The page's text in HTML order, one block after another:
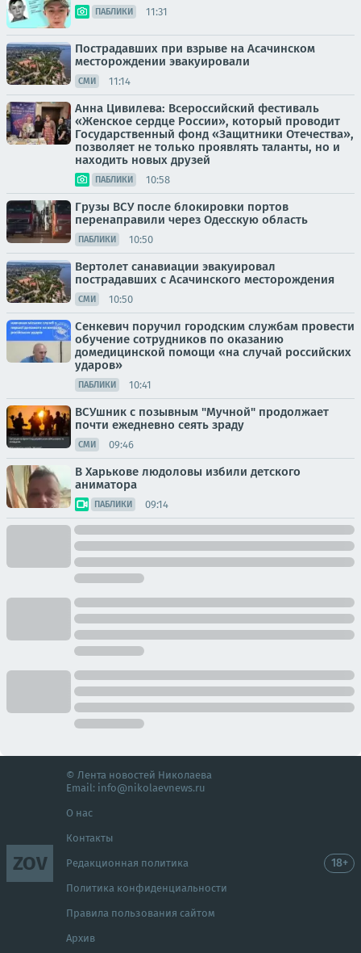
ПАБЛИКИ 11:31
Пострадавших при взрыве на Асачинском
месторождении эвакуировали
СМИ 11:14
Анна Цивилева: Всероссийский фестиваль
«Женское сердце России», который проводит
Государственный фонд «Защитники Отечества»,
позволяет не только проявлять таланты, но и
находить новых друзей
ПАБЛИКИ 10:58
Грузы ВСУ после блокировки портов
перенаправили через Одесскую область
ПАБЛИКИ 10:50
Вертолет санавиации эвакуировал
пострадавших с Асачинского месторождения
СМИ 10:50
Сенкевич поручил городским службам провести
обучение сотрудников по оказанию
домедицинской помощи «на случай российских
ударов»
ПАБЛИКИ 10:41
ВСУшник с позывным "Мучной" продолжает
почти ежедневно сеять зраду
СМИ 09:46
В Харькове людоловы избили детского
аниматора
ПАБЛИКИ 09:14
ZOV
© Лента новостей Николаева
Email: info@nikolaevnews.ru
О нас
Контакты
Редакционная политика
Политика конфиденциальности
Правила пользования сайтом
Архив
18+